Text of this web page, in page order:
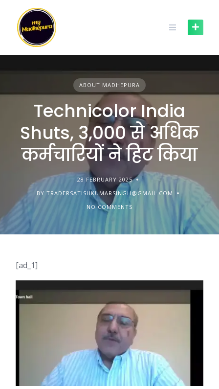
content
ABOUT MADHEPURA
Technicolor India
Shuts, 3,000 से अधिक
कर्मचारियों ने हिट किया
28 FEBRUARY 2025
BY TRADERSATISHKUMARSINGH@GMAIL.COM
NO COMMENTS
[ad_1]